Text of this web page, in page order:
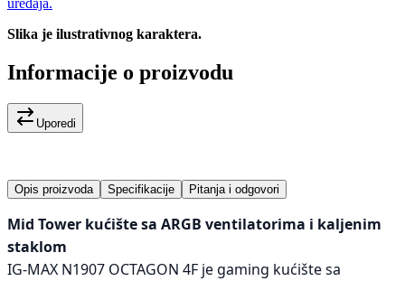
uređaja.
Slika je ilustrativnog karaktera.
Informacije o proizvodu
Uporedi
Opis proizvoda Specifikacije Pitanja i odgovori
Mid Tower kućište sa ARGB ventilatorima i kaljenim
staklom
IG-MAX N1907 OCTAGON 4F je gaming kućište sa